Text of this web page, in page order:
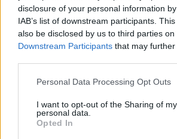
disclosure of your personal information
IAB’s list of downstream participants.
also be disclosed by us to third parties on
Downstream Participants that may
Personal Data Processing Opt Outs
I want to opt-out of the Sharing of my
personal data.
Opted In